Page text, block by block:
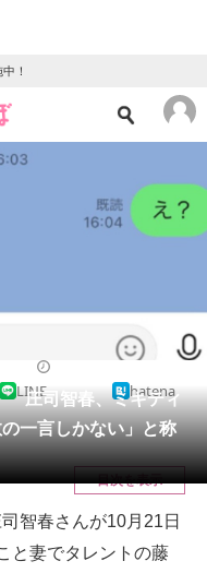
！
庄司智春、ミキティ
一言しかない」と称
LINE hatena
目次を表示
智春さんが10月21日
と妻でタレントの藤